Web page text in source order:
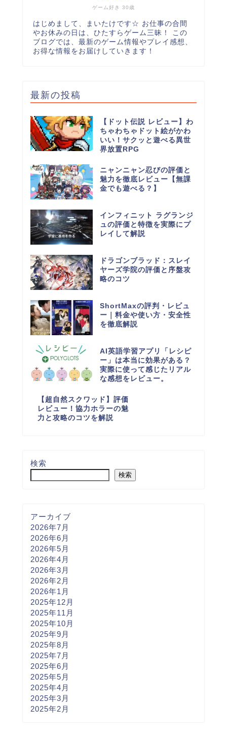
ゲーム好き 30歳
はじめまして、まいたけです☆ お仕事の合間
やお休みの日は、ひたすらゲーム三昧！ この
ブログでは、最新のゲーム情報やプレイ感想、
お得な情報をお届けしていきます！
最新の投稿
【ドット伝説 レビュー】わ
ちゃわちゃドット絵がかわ
いい！サクッと遊べる異世
界放置RPG
ニャンニャン忍びの評価と
魅力を徹底レビュー【無課
金でも遊べる？】
インフィニット ラグランジ
ュの評価と特徴を実際にプ
レイして解説
ドラゴンブラッド：スレイ
ヤーズ学院の評価と序盤攻
略のコツ
ShortMaxの評判・レビュ
ー｜料金や使い方・安全性
を徹底解説
AI英語学習アプリ「レシピ
ー」は本当に効果がある？
実際に使って感じたリアル
な感想をレビュー。
【超自然スクワッド】評価
レビュー！協力ホラーの魅
力と攻略のコツを解説
検索
検索
アーカイブ
2026年7月
2026年6月
2026年5月
2026年4月
2026年3月
2026年2月
2026年1月
2025年12月
2025年11月
2025年10月
2025年9月
2025年8月
2025年7月
2025年6月
2025年5月
2025年4月
2025年3月
2025年2月